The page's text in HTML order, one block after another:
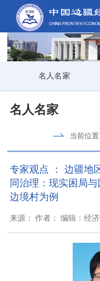
名人名家
名人名家
当前位置
专家观点 ： 边疆地
同治理：现实困局
边境村为例
来源： 作者： 编辑：经